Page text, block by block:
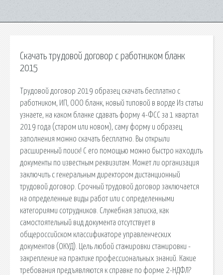
Скачать трудовой договор с работником бланк
2015
Трудовой договор 2019 образец скачать бесплатно с
работником, ИП, ООО бланк, новый типовой в ворде Из статьи
узнаете, на каком бланке сдавать форму 4-ФСС за 1 квартал
2019 года (старом или новом), саму форму и образец
заполнения можно скачать бесплатно. Вы открыли
расширенный поиск! С его помощью можно быстро находить
документы по известным реквизитам. Может ли организация
заключить с генеральным директором дистанционный
трудовой договор. Срочный трудовой договор заключается
на определенные виды работ или с определенными
категориями сотрудников. Служебная записка, как
самостоятельный вид документа отсутствует в
общероссийском классификаторе управленческих
документов (ОКУД). Цель любой стажировки стажировки -
закрепление на практике профессиональных знаний. Какие
требования предъявляются к справке по форме 2-НДФЛ?